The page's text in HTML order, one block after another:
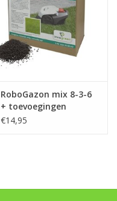
RoboGazon mix 8-3-6
+ toevoegingen
€14,95